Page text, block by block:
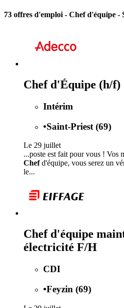
73 offres d'emploi - Chef d'équipe -
Chef d'Équipe (h/f)
Intérim
•Saint-Priest (69)
Le 29 juillet
...poste est fait pour vous ! Vos
Chefd'équipe, vous serez un
le...
Chef d'équipe
électricité F/H
CDI
•Feyzin (69)